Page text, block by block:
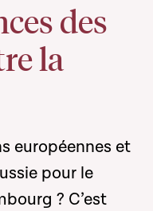
des
la
européennes et
pour le
? C’est